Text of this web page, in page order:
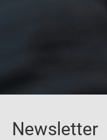
Newsletter